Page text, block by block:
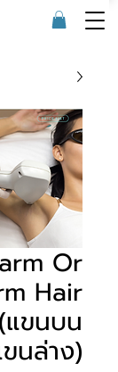
Or
Hair
ขนบน
นล่าง)